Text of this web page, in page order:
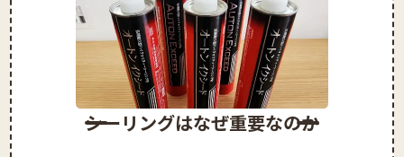
シーリングはなぜ重要なのか